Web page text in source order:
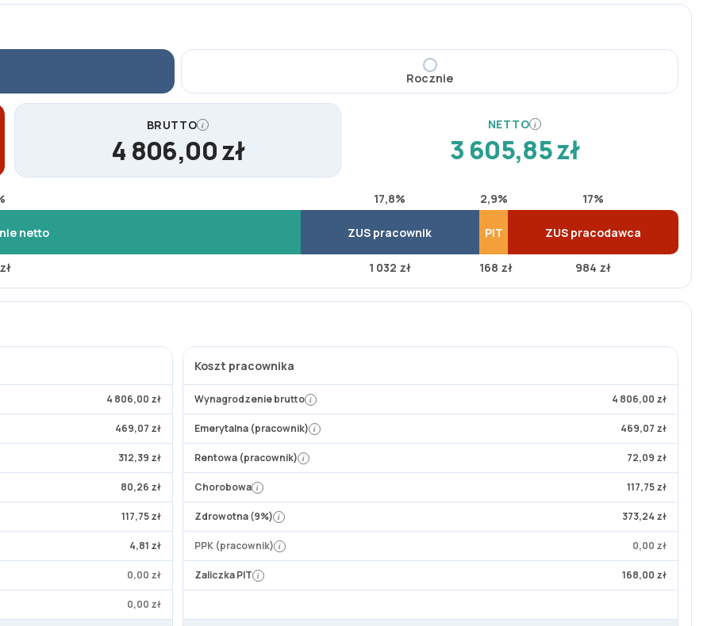
Rocznie
BRUTTO i
4 806,00 zł
NETTO i
3 605,85 zł
17,8% 2,9% 17%
netto ZUS pracownik PIT ZUS pracodawca
1 032 zł 168 zł 984 zł
4 806,00 zł
469,07 zł
312,39 zł
80,26 zł
117,75 zł
4,81 zł
0,00 zł
0,00 zł
Koszt pracownika
Wynagrodzenie brutto i 4 806,00 zł
Emerytalna (pracownik) i 469,07 zł
Rentowa (pracownik) i 72,09 zł
Chorobowa i 117,75 zł
Zdrowotna (9%) i 373,24 zł
PPK (pracownik) i 0,00 zł
Zaliczka PIT i 168,00 zł